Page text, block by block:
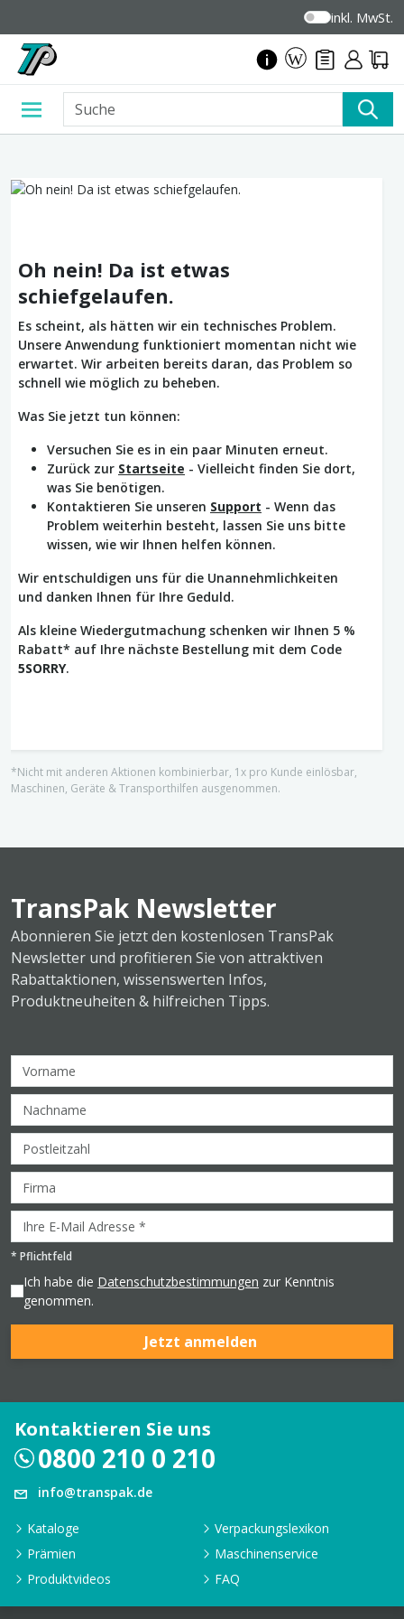
inkl. MwSt.
Oh nein! Da ist etwas
schiefgelaufen.
Es scheint, als hätten wir ein technisches Problem.
Unsere Anwendung funktioniert momentan nicht wie
erwartet. Wir arbeiten bereits daran, das Problem so
schnell wie möglich zu beheben.
Was Sie jetzt tun können:
Versuchen Sie es in ein paar Minuten erneut.
Zurück zur Startseite - Vielleicht finden Sie dort,
was Sie benötigen.
Kontaktieren Sie unseren Support - Wenn das
Problem weiterhin besteht, lassen Sie uns bitte
wissen, wie wir Ihnen helfen können.
Wir entschuldigen uns für die Unannehmlichkeiten
und danken Ihnen für Ihre Geduld.
Als kleine Wiedergutmachung schenken wir Ihnen 5 %
Rabatt* auf Ihre nächste Bestellung mit dem Code
5SORRY.
*Nicht mit anderen Aktionen kombinierbar, 1x pro Kunde einlösbar,
Maschinen, Geräte & Transporthilfen ausgenommen.
TransPak Newsletter
Abonnieren Sie jetzt den kostenlosen TransPak
Newsletter und profitieren Sie von attraktiven
Rabattaktionen, wissenswerten Infos,
Produktneuheiten & hilfreichen Tipps.
* Pflichtfeld
Ich habe die Datenschutzbestimmungen zur Kenntnis
genommen.
Jetzt anmelden
Kontaktieren Sie uns
0800 210 0 210
info@transpak.de
Kataloge
Verpackungslexikon
Prämien
Maschinenservice
Produktvideos
FAQ